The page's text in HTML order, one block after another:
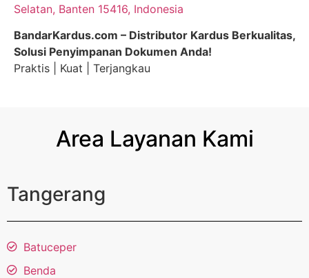
Selatan, Banten 15416, Indonesia
BandarKardus.com – Distributor Kardus Berkualitas,
Solusi Penyimpanan Dokumen Anda!
Praktis | Kuat | Terjangkau
Area Layanan Kami
Tangerang
Batuceper
Benda